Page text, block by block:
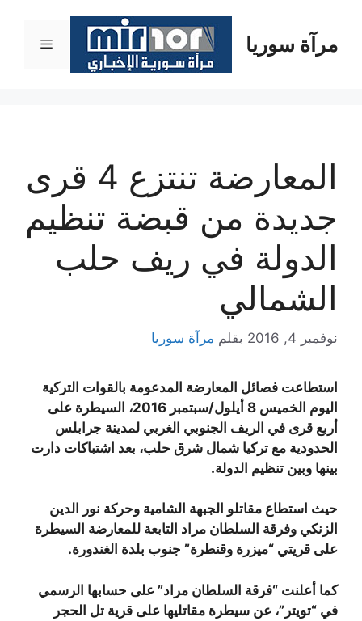
المحتوىمرآة سوريا القائمة
المعارضة تنتزع 4 قرى
جديدة من قبضة تنظيم
الدولة في ريف حلب
الشمالي
نوفمبر 4, 2016 بقلم مرآة سوريا
استطاعت فصائل المعارضة المدعومة بالقوات التركية
اليوم الخميس 8 أيلول/سبتمبر 2016، السيطرة على
أربع قرى في الريف الجنوبي الغربي لمدينة جرابلس
الحدودية مع تركيا شمال شرق حلب، بعد اشتباكات دارت
بينها وبين تنظيم الدولة.
حيث استطاع مقاتلو الجبهة الشامية وحركة نور الدين
الزنكي وفرقة السلطان مراد التابعة للمعارضة السيطرة
على قريتي “ميزرة وقنطرة” جنوب بلدة الغندورة.
كما أعلنت “فرقة السلطان مراد” على حسابها الرسمي
في “تويتر”، عن سيطرة مقاتليها على قرية تل الحجر